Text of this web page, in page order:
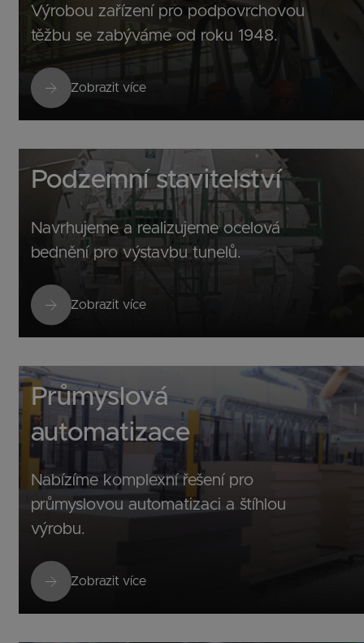
Výrobou zařízení pro podpovrchovou
těžbu se zabýváme od roku 1948.
Zobrazit více
Podzemní stavitelství
Navrhujeme a realizujeme ocelová
bednění pro výstavbu tunelů.
Zobrazit více
Průmyslová
automatizace
Nabízíme komplexní řešení pro
průmyslovou automatizaci a štíhlou
výrobu.
Zobrazit více